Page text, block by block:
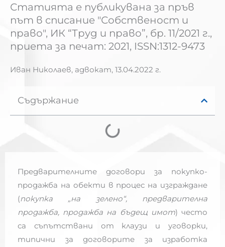
Статията е публикувана за пръв
път в списание "Собственост и
право", ИК “Труд и право”, бр. 11/2021 г.,
приета за печат: 2021, ISSN:1312-9473
Иван Николаев, адвокат, 13.04.2022 г.
Съдържание
Предварителните договори за покупко-
продажба на обекти в процес на изграждане
(покупка „на зелено“, предварителна
продажба, продажба на бъдещ имот) често
са съпътствани от клаузи и уговорки,
типични за договорите за изработка